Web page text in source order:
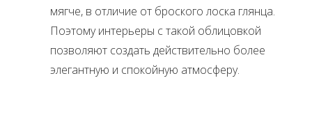
мягче, в отличие от броского лоска глянца.
Поэтому интерьеры с такой облицовкой
позволяют создать действительно более
элегантную и спокойную атмосферу.